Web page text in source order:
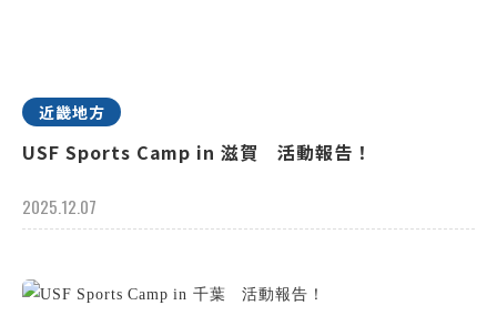
近畿地方
USF Sports Camp in 滋賀 活動報告！
2025.12.07